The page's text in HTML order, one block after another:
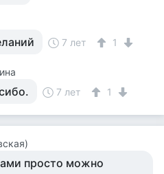
7 лет 1
7 лет 1
просто можно